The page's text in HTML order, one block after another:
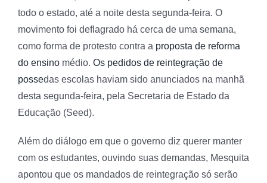
todo o estado, até a noite desta segunda-feira. O
movimento foi deflagrado há cerca de uma semana,
como forma de protesto contra a proposta de reforma
do ensino médio. Os pedidos de reintegração de
possedas escolas haviam sido anunciados na manhã
desta segunda-feira, pela Secretaria de Estado da
Educação (Seed).
Além do diálogo em que o governo diz querer manter
com os estudantes, ouvindo suas demandas, Mesquita
apontou que os mandados de reintegração só serão